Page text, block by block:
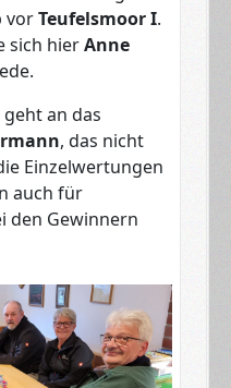
vorTeufelsmoor I.
sich hierAnne
an das
, das nicht
Einzelwertungen
auch für
den Gewinnern